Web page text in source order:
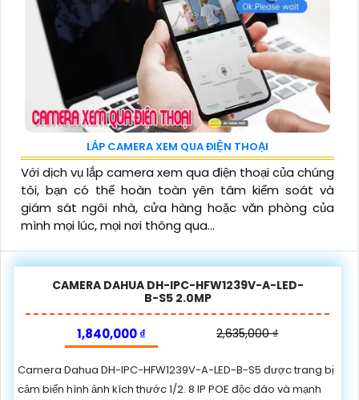
LẮP CAMERA XEM QUA ĐIỆN THOẠI
Với dịch vụ lắp camera xem qua điện thoại của chúng
tôi, bạn có thể hoàn toàn yên tâm kiểm soát và
giám sát ngôi nhà, cửa hàng hoặc văn phòng của
mình mọi lúc, mọi nơi thông qua...
CAMERA DAHUA DH-IPC-HFW1239V-A-LED-
B-S5 2.0MP
1,840,000 ₫ 2,635,000 ₫
Camera Dahua DH-IPC-HFW1239V-A-LED-B-S5 được trang bị
cảm biến hình ảnh kích thước 1/2. 8 IP POE độc đáo và mạnh